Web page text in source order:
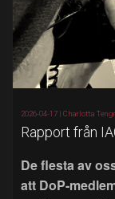
2026-04-17 | Charlotta
Rapport från
De flesta av
att DoP-